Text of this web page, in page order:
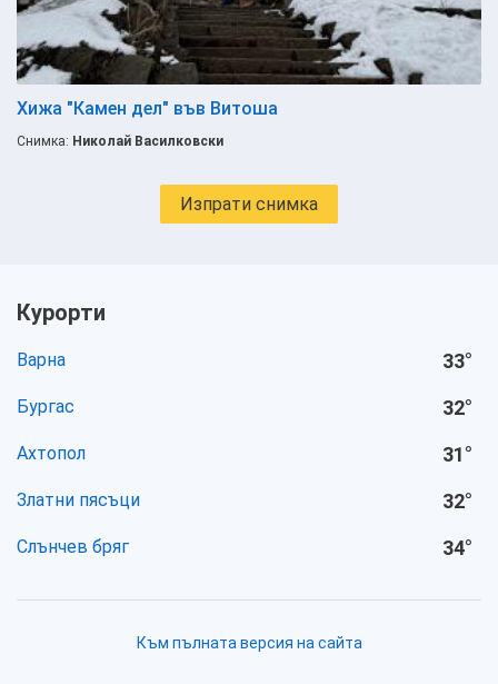
Хижа "Камен дел" във Витоша
Снимка: Николай Василковски
Изпрати снимка
Курорти
Варна 33°
Бургас 32°
Ахтопол 31°
Златни пясъци 32°
Слънчев бряг 34°
Към пълната версия на сайта